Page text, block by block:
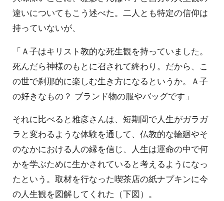
違いについてもこう述べた。二人とも特定の信仰は
持っていないが、
「Ａ子はキリスト教的な死生観を持っていました。
死んだら神様のもとに召されて終わり。だから、こ
の世で刹那的に楽しむ生き方になるというか。Ａ子
の好きなもの？ ブランド物の服やバッグです」
それに比べると雅彦さんは、短期間で人生がガラガ
ラと変わるような体験を通して、仏教的な輪廻やそ
のなかにおける人の縁を信じ、人生は運命の中で何
かを学ぶために生かされていると考えるようになっ
たという。取材を行なった喫茶店の紙ナプキンに今
の人生観を図解してくれた（下図）。